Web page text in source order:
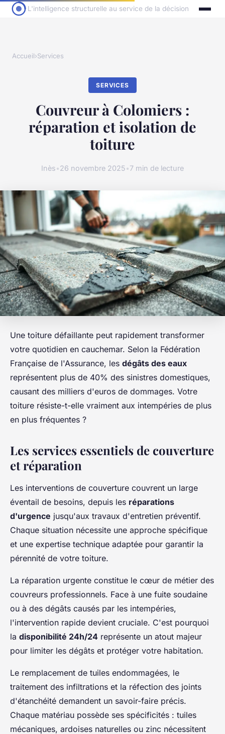
L'intelligence structurelle au service de la décision
Accueil›Services
SERVICES
Couvreur à Colomiers :
réparation et isolation de
toiture
Inès•26 novembre 2025•7 min de lecture
Une toiture défaillante peut rapidement transformer
votre quotidien en cauchemar. Selon la Fédération
Française de l'Assurance, les dégâts des eaux
représentent plus de 40% des sinistres domestiques,
causant des milliers d'euros de dommages. Votre
toiture résiste-t-elle vraiment aux intempéries de plus
en plus fréquentes ?
Les services essentiels de couverture
et réparation
Les interventions de couverture couvrent un large
éventail de besoins, depuis les réparations
d'urgence jusqu'aux travaux d'entretien préventif.
Chaque situation nécessite une approche spécifique
et une expertise technique adaptée pour garantir la
pérennité de votre toiture.
La réparation urgente constitue le cœur de métier des
couvreurs professionnels. Face à une fuite soudaine
ou à des dégâts causés par les intempéries,
l'intervention rapide devient cruciale. C'est pourquoi
la disponibilité 24h/24 représente un atout majeur
pour limiter les dégâts et protéger votre habitation.
Le remplacement de tuiles endommagées, le
traitement des infiltrations et la réfection des joints
d'étanchéité demandent un savoir-faire précis.
Chaque matériau possède ses spécificités : tuiles
mécaniques, ardoises naturelles ou zinc nécessitent